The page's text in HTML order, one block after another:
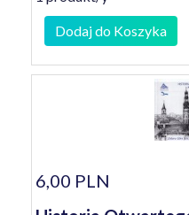
Dodaj do Koszyka
6,00 PLN